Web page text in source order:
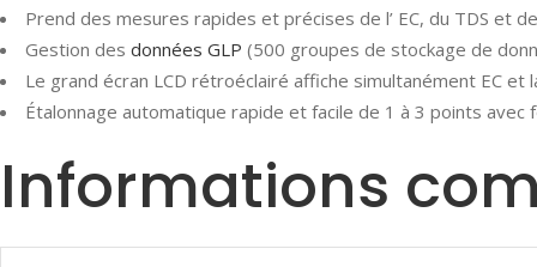
Prend des mesures rapides et précises de l’ EC, du TDS et
Gestion des données GLP (500 groupes de stockage de
Le grand écran LCD rétroéclairé affiche simultanément EC
Étalonnage automatique rapide et facile de 1 à 3 points
Informations